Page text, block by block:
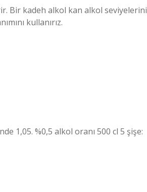
Bir kadeh alkol kan alkol seviyelerini
kullanırız.
1,05. %0,5 alkol oranı 500 cl 5 şişe: